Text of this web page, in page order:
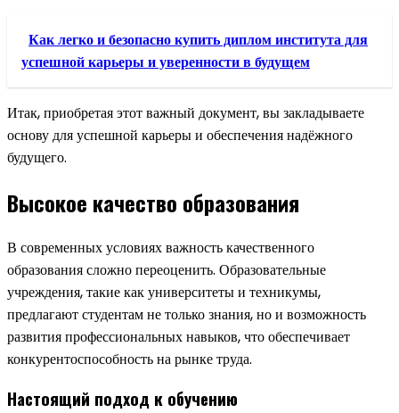
Как легко и безопасно купить диплом института для
успешной карьеры и уверенности в будущем
Итак, приобретая этот важный документ, вы закладываете
основу для успешной карьеры и обеспечения надёжного
будущего.
Высокое качество образования
В современных условиях важность качественного
образования сложно переоценить. Образовательные
учреждения, такие как университеты и техникумы,
предлагают студентам не только знания, но и возможность
развития профессиональных навыков, что обеспечивает
конкурентоспособность на рынке труда.
Настоящий подход к обучению